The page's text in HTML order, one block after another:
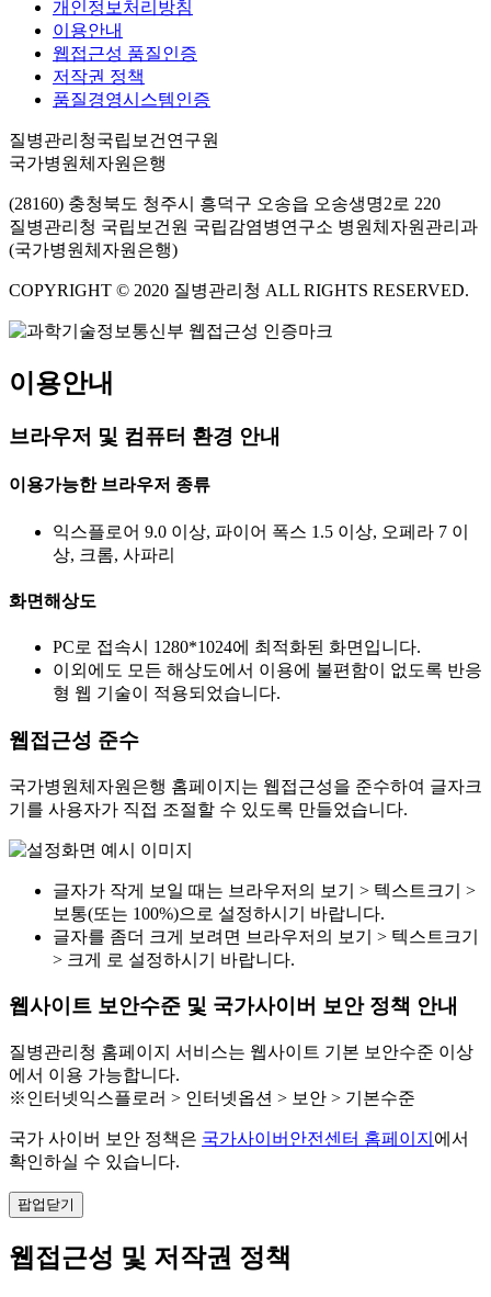
개인정보처리방침
이용안내
웹접근성 품질인증
저작권 정책
품질경영시스템인증
질병관리청국립보건연구원
국가병원체자원은행
(28160) 충청북도 청주시 흥덕구 오송읍 오송생명2로 220
질병관리청 국립보건원 국립감염병연구소 병원체자원관리과
(국가병원체자원은행)
COPYRIGHT © 2020 질병관리청 ALL RIGHTS RESERVED.
이용안내
브라우저 및 컴퓨터 환경 안내
이용가능한 브라우저 종류
익스플로어 9.0 이상, 파이어 폭스 1.5 이상, 오페라 7 이
상, 크롬, 사파리
화면해상도
PC로 접속시 1280*1024에 최적화된 화면입니다.
이외에도 모든 해상도에서 이용에 불편함이 없도록 반응
형 웹 기술이 적용되었습니다.
웹접근성 준수
국가병원체자원은행 홈페이지는 웹접근성을 준수하여 글자크
기를 사용자가 직접 조절할 수 있도록 만들었습니다.
글자가 작게 보일 때는 브라우저의 보기 > 텍스트크기 >
보통(또는 100%)으로 설정하시기 바랍니다.
글자를 좀더 크게 보려면 브라우저의 보기 > 텍스트크기
> 크게 로 설정하시기 바랍니다.
웹사이트 보안수준 및 국가사이버 보안 정책 안내
질병관리청 홈페이지 서비스는 웹사이트 기본 보안수준 이상
에서 이용 가능합니다.
※인터넷익스플로러 > 인터넷옵션 > 보안 > 기본수준
국가 사이버 보안 정책은 국가사이버안전센터 홈페이지 에서
확인하실 수 있습니다.
팝업닫기
웹접근성 및 저작권 정책